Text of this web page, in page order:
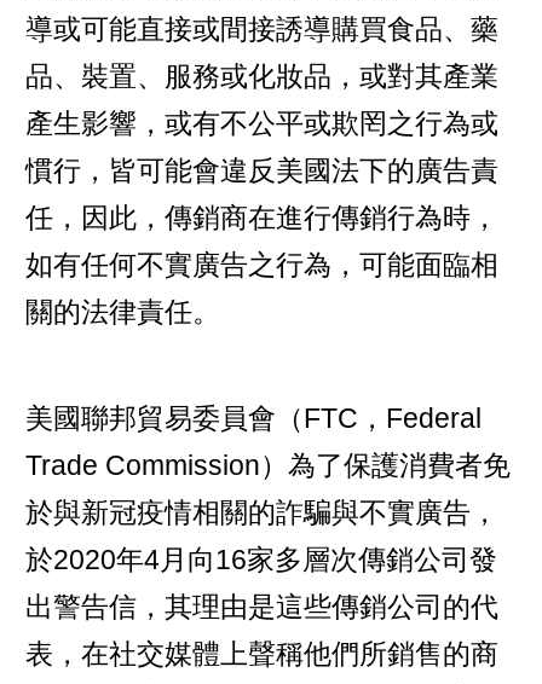
導或可能直接或間接誘導購買食品、藥
品、裝置、服務或化妝品，或對其產業
產生影響，或有不公平或欺罔之行為或
慣行，皆可能會違反美國法下的廣告責
任，因此，傳銷商在進行傳銷行為時，
如有任何不實廣告之行為，可能面臨相
關的法律責任。
美國聯邦貿易委員會（FTC，Federal
Trade Commission）為了保護消費者免
於與新冠疫情相關的詐騙與不實廣告，
於2020年4月向16家多層次傳銷公司發
出警告信，其理由是這些傳銷公司的代
表，在社交媒體上聲稱他們所銷售的商